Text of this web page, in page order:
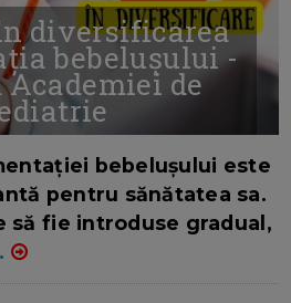
diversificarea
bebelușului -
de
bebelușului este
pentru sănătatea sa.
să fie introduse gradual,